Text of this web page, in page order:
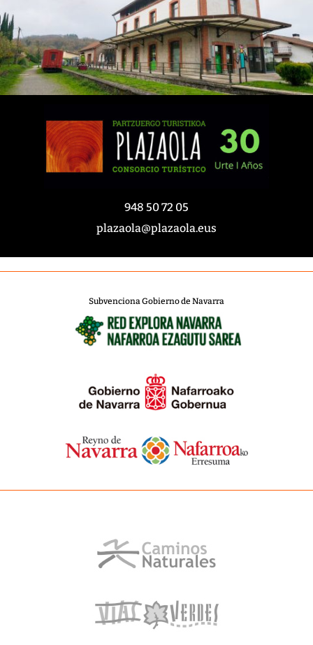
948 50 72 05
plazaola@plazaola.eus
Subvenciona Gobierno de Navarra